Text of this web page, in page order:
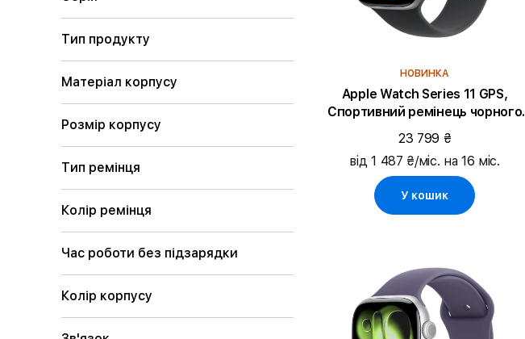
Тип продукту
Матеріал корпусу
Розмір корпусу
Тип ремінця
Колір ремінця
Час роботи без підзарядки
Колір корпусу
НОВИНКА
Apple Watch Series 11 GPS,
Спортивний ремінець чорного
кольору, M/L, 46mm, Space Grey
Aluminium
23 799 ₴
від 1 487 ₴/міс. на 16 міс.
У кошик